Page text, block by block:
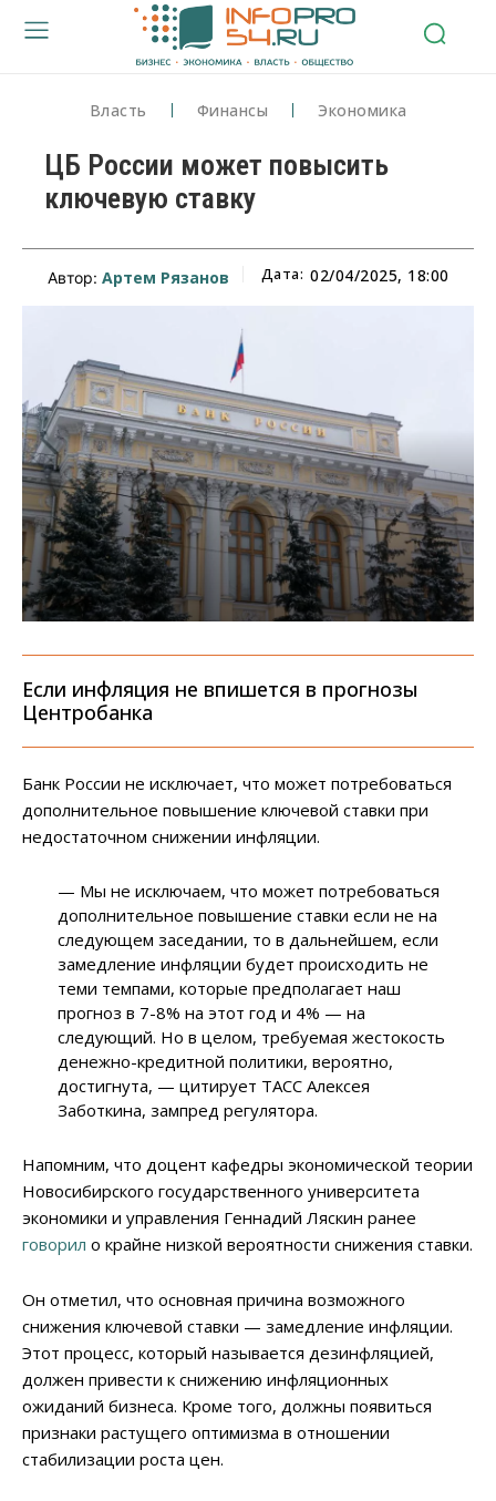
Власть Финансы Экономика
ЦБ России может повысить
ключевую ставку
Автор: Артем Рязанов Дата: 02/04/2025, 18:00
Если инфляция не впишется в прогнозы
Центробанка
Банк России не исключает, что может потребоваться
дополнительное повышение ключевой ставки при
недостаточном снижении инфляции.
— Мы не исключаем, что может потребоваться
дополнительное повышение ставки если не на
следующем заседании, то в дальнейшем, если
замедление инфляции будет происходить не
теми темпами, которые предполагает наш
прогноз в 7-8% на этот год и 4% — на
следующий. Но в целом, требуемая жестокость
денежно-кредитной политики, вероятно,
достигнута, — цитирует ТАСС Алексея
Заботкина, зампред регулятора.
Напомним, что доцент кафедры экономической теории
Новосибирского государственного университета
экономики и управления Геннадий Ляскин ранее
говорил о крайне низкой вероятности снижения ставки.
Он отметил, что основная причина возможного
снижения ключевой ставки — замедление инфляции.
Этот процесс, который называется дезинфляцией,
должен привести к снижению инфляционных
ожиданий бизнеса. Кроме того, должны появиться
признаки растущего оптимизма в отношении
стабилизации роста цен.